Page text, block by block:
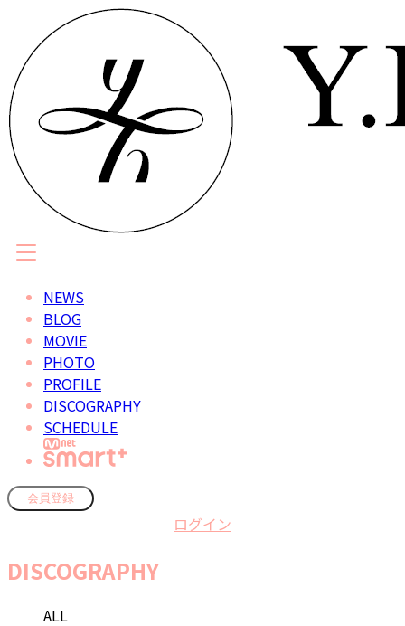
NEWS
BLOG
MOVIE
PHOTO
PROFILE
DISCOGRAPHY
SCHEDULE
会員登録
ログイン
DISCOGRAPHY
ALL